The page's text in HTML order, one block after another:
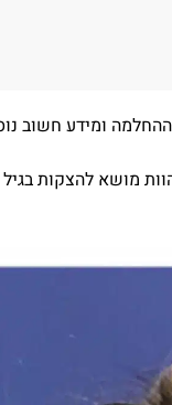
ומידע חשוב
מושא להצקות